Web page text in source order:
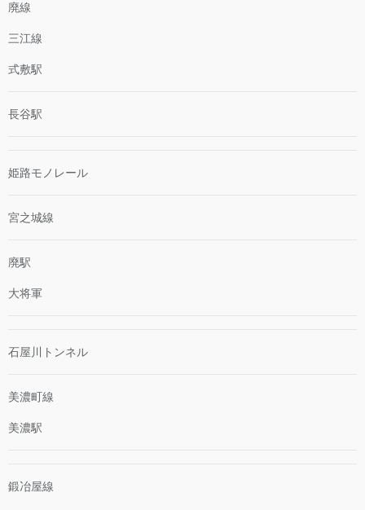
廃線
三江線
式敷駅
長谷駅
姫路モノレール
宮之城線
廃駅
大将軍
石屋川トンネル
美濃町線
美濃駅
鍛冶屋線